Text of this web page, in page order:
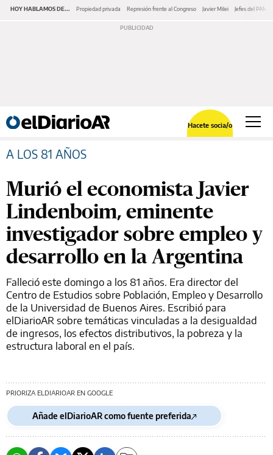
HOY HABLAMOS DE... Propiedad privada Represión frente al Congreso Javier Milei Jefes del PAMI
Hacete socia/o
A LOS 81 AÑOS
Murió el economista Javier
Lindenboim, eminente
investigador sobre empleo y
desarrollo en la Argentina
Falleció este domingo a los 81 años. Era director del
Centro de Estudios sobre Población, Empleo y Desarrollo
de la Universidad de Buenos Aires. Escribió para
elDiarioAR sobre temáticas vinculadas a la desigualdad
de ingresos, los efectos distributivos, la pobreza y la
estructura laboral en el país.
PRIORIZA ELDIARIOAR EN GOOGLE
Añade elDiarioAR como fuente preferida